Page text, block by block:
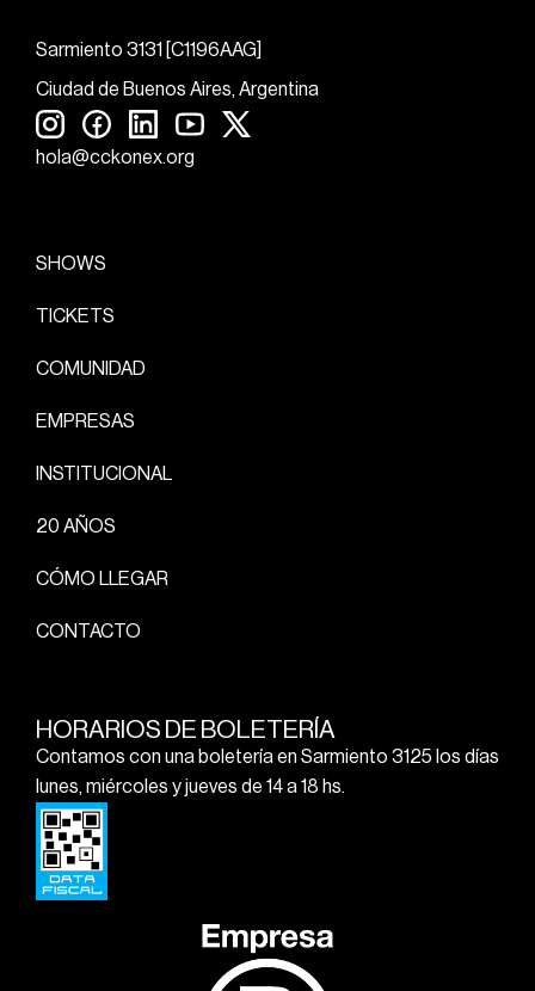
Sarmiento 3131 [C1196AAG]
Ciudad de Buenos Aires, Argentina
hola@cckonex.org
SHOWS
TICKETS
COMUNIDAD
EMPRESAS
INSTITUCIONAL
20 AÑOS
CÓMO LLEGAR
CONTACTO
HORARIOS DE BOLETERÍA
Contamos con una boletería en Sarmiento 3125 los días
lunes, miércoles y jueves de 14 a 18 hs.